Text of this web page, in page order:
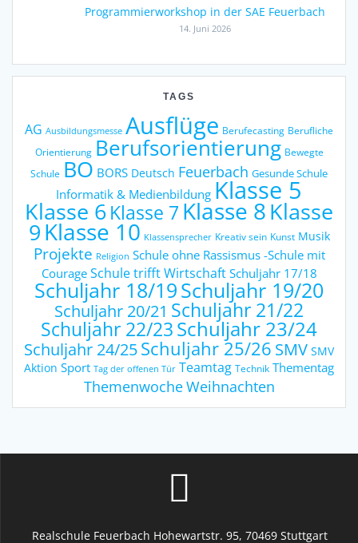
Programmierworkshop in der SAE Feuerbach
14. Juni 2026
TAGS
AG Ausbildungsmesse Ausflüge Berufecasting Berufliche
Orientierung Berufsorientierung Bewegte
Schule BO BORS Deutsch Feuerbach Gesunde Schule
Informatik & Medienbildung Klasse 5
Klasse 6Klasse 7 Klasse 8Klasse
9Klasse 10 Klassensprecher Kreativ sein Kunst Musik
Projekte Religion Schule ohne Rassismus -Schule mit
Courage Schule trifft Wirtschaft Schuljahr 17/18
Schuljahr 18/19Schuljahr 19/20
Schuljahr 20/21 Schuljahr 21/22
Schuljahr 22/23Schuljahr 23/24
Schuljahr 24/25Schuljahr 25/26 SMV SMV
Aktion Sport Tag der offenen Tür Teamtag Technik Thementag
ThemenwocheWeihnachten
Realschule Feuerbach Hohewartstr. 95, 70469 Stuttgart